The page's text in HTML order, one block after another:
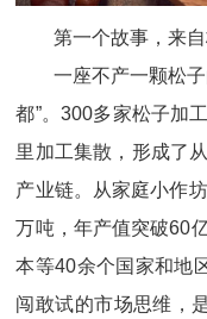
第一个故事，来自
一座不产一颗松
都”。300多家松子加
里加工集散，形成了
产业链。从家庭小作
万吨，年产值突破60
本等40余个国家和地
闯敢试的市场思维，